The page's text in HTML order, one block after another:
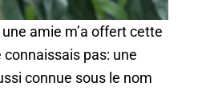
amie m’a offert cette
connaissais pas: une
connue sous le nom